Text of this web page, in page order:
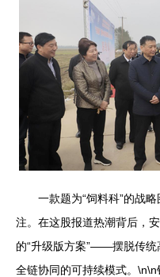
一款题为“饲料科”的战
注。在这股报道热潮背后，
的“升级版方案”——摆脱传统
全链协同的可持续模式。